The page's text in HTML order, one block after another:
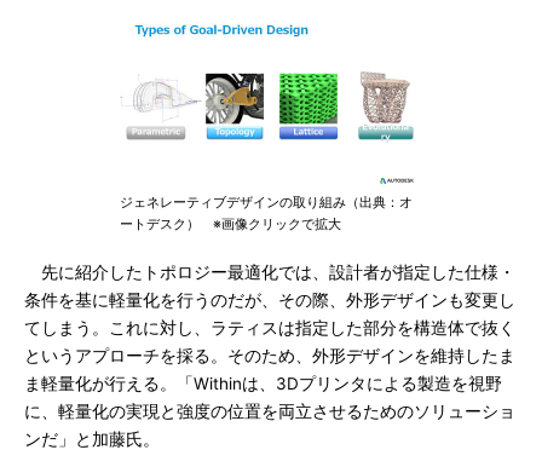
ジェネレーティブデザインの取り組み（出典：オ
ートデスク） ※画像クリックで拡大
先に紹介したトポロジー最適化では、設計者が指定した仕様・
条件を基に軽量化を行うのだが、その際、外形デザインも変更し
てしまう。これに対し、ラティスは指定した部分を構造体で抜く
というアプローチを採る。そのため、外形デザインを維持したま
ま軽量化が行える。「Withinは、3Dプリンタによる製造を視野
に、軽量化の実現と強度の位置を両立させるためのソリューショ
ンだ」と加藤氏。